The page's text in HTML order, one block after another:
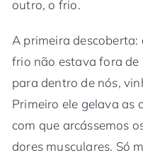
outro, o frio.
A primeira
frio não estava fora de
para dentro de nós,
Primeiro ele gelava as
com que arcássemos
dores musculares. Só